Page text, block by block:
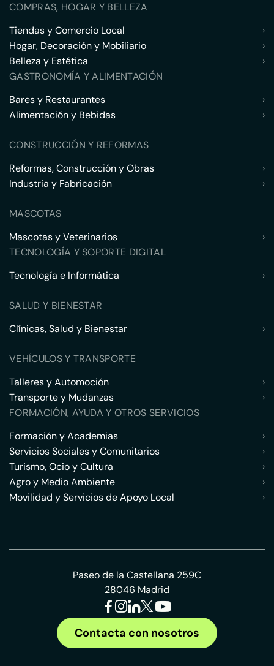
COMPRAS, HOGAR Y BELLEZA
Tiendas y Comercio Local
›
Hogar, Decoración y Mobiliario
›
Belleza y Estética
›
GASTRONOMÍA Y ALIMENTACIÓN
Bares y Restaurantes
›
Alimentación y Bebidas
›
CONSTRUCCIÓN Y REFORMAS
Reformas, Construcción y Obras
›
Industria y Fabricación
›
MASCOTAS
Mascotas y Veterinarios
›
TECNOLOGÍA Y SOPORTE DIGITAL
Tecnología e Informática
›
SALUD Y BIENESTAR
Clínicas, Salud y Bienestar
›
VEHÍCULOS Y TRANSPORTE
Talleres y Automoción
›
Transporte y Mudanzas
›
FORMACIÓN, AYUDA Y OTROS SERVICIOS
Formación y Academias
›
Servicios Sociales y Comunitarios
›
Turismo, Ocio y Cultura
›
Agro y Medio Ambiente
›
Movilidad y Servicios de Apoyo Local
›
Paseo de la Castellana 259C
28046 Madrid
Contacta con nosotros